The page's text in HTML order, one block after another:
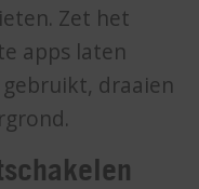
Zet het
apps laten
gebruikt, draaien